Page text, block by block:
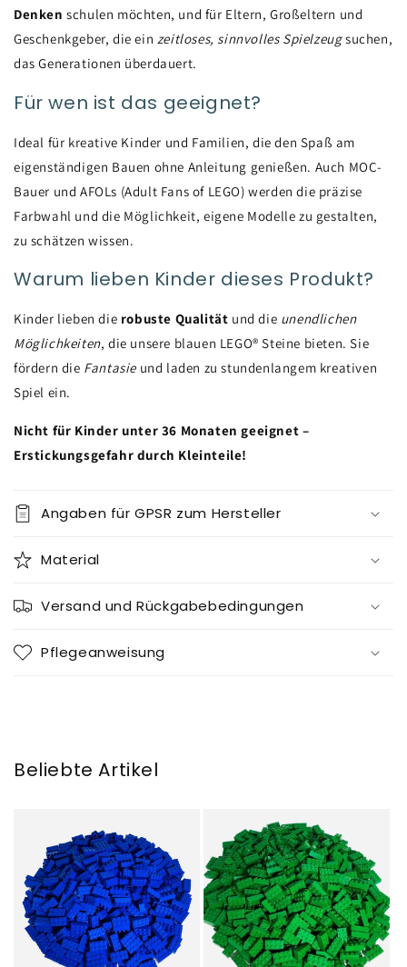
Denken schulen möchten, und für Eltern, Großeltern und
Geschenkgeber, die ein zeitloses, sinnvolles Spielzeugsuchen,
das Generationen überdauert.
Für wen ist das geeignet?
Ideal für kreative Kinder und Familien, die den Spaß am
eigenständigen Bauen ohne Anleitung genießen. Auch MOC-
Bauer und AFOLs (Adult Fans of LEGO) werden die präzise
Farbwahl und die Möglichkeit, eigene Modelle zu gestalten,
zu schätzen wissen.
Warum lieben Kinder dieses Produkt?
Kinder lieben die robuste Qualität und die unendlichen
Möglichkeiten, die unsere blauen LEGO® Steine bieten. Sie
fördern die Fantasie und laden zu stundenlangem kreativen
Spiel ein.
Nicht für Kinder unter 36 Monaten geeignet –
Erstickungsgefahr durch Kleinteile!
Angaben für GPSR zum Hersteller
Material
Versand und Rückgabebedingungen
Pflegeanweisung
Beliebte Artikel